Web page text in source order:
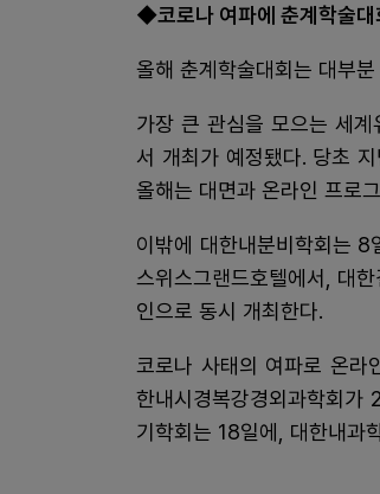
◆코로나 여파에 춘계학술대
올해 춘계학술대회는 대부
가장 큰 관심을 모으는 세
서 개최가 예정됐다. 당초
올해는 대면과 온라인 프로
이밖에 대한내분비학회는
스위스그랜드호텔에서, 대
인으로 동시 개최한다.
코로나 사태의 여파로 온라
한내시경복강경외과학회가
기학회는 18일에, 대한내과